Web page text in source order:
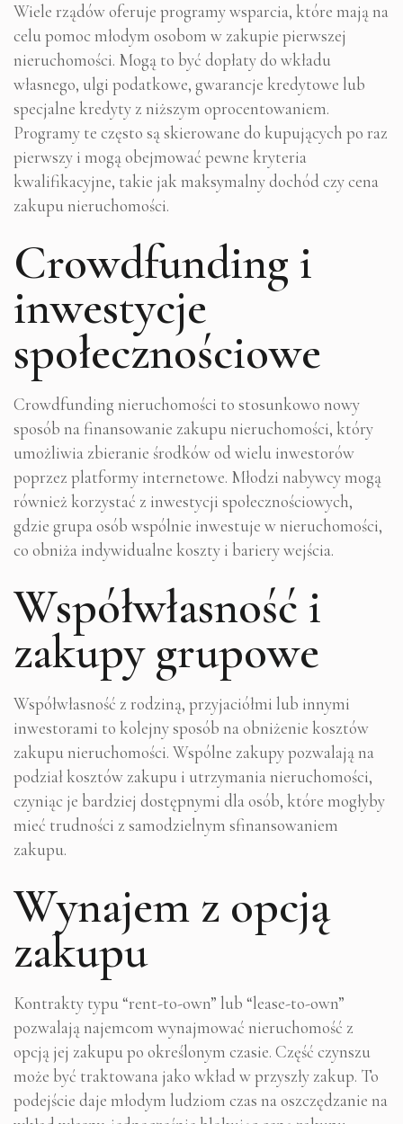
Wiele rządów oferuje programy wsparcia, które mają na
celu pomoc młodym osobom w zakupie pierwszej
nieruchomości. Mogą to być dopłaty do wkładu
własnego, ulgi podatkowe, gwarancje kredytowe lub
specjalne kredyty z niższym oprocentowaniem.
Programy te często są skierowane do kupujących po raz
pierwszy i mogą obejmować pewne kryteria
kwalifikacyjne, takie jak maksymalny dochód czy cena
zakupu nieruchomości.
Crowdfunding i
inwestycje
społecznościowe
Crowdfunding nieruchomości to stosunkowo nowy
sposób na finansowanie zakupu nieruchomości, który
umożliwia zbieranie środków od wielu inwestorów
poprzez platformy internetowe. Młodzi nabywcy mogą
również korzystać z inwestycji społecznościowych,
gdzie grupa osób wspólnie inwestuje w nieruchomości,
co obniża indywidualne koszty i bariery wejścia.
Współwłasność i
zakupy grupowe
Współwłasność z rodziną, przyjaciółmi lub innymi
inwestorami to kolejny sposób na obniżenie kosztów
zakupu nieruchomości. Wspólne zakupy pozwalają na
podział kosztów zakupu i utrzymania nieruchomości,
czyniąc je bardziej dostępnymi dla osób, które mogłyby
mieć trudności z samodzielnym sfinansowaniem
zakupu.
Wynajem z opcją
zakupu
Kontrakty typu “rent-to-own” lub “lease-to-own”
pozwalają najemcom wynajmować nieruchomość z
opcją jej zakupu po określonym czasie. Część czynszu
może być traktowana jako wkład w przyszły zakup. To
podejście daje młodym ludziom czas na oszczędzanie na